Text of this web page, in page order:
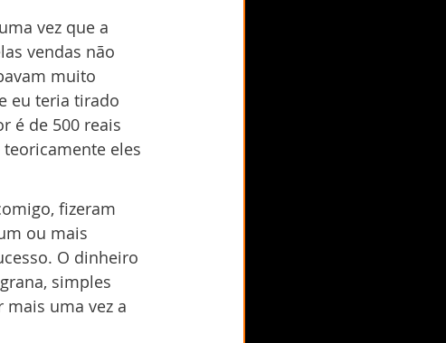
vez que a
vendas não
muito
eu teria tirado
é de 500 reais
eles
fizeram
ou mais
O dinheiro
simples
uma vez a